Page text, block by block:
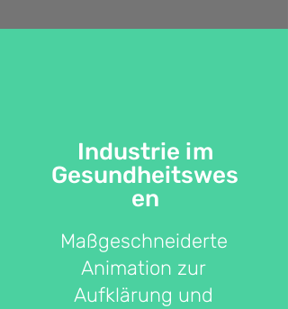
Industrie im
Gesundheitswes
en
Maßgeschneiderte
Animation zur
Aufklärung und